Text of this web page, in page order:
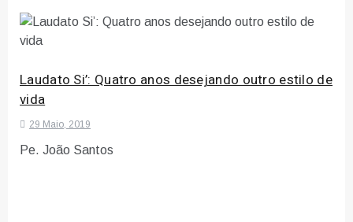
Laudato Si’: Quatro anos desejando outro estilo de
vida
29 Maio, 2019
Pe. João Santos